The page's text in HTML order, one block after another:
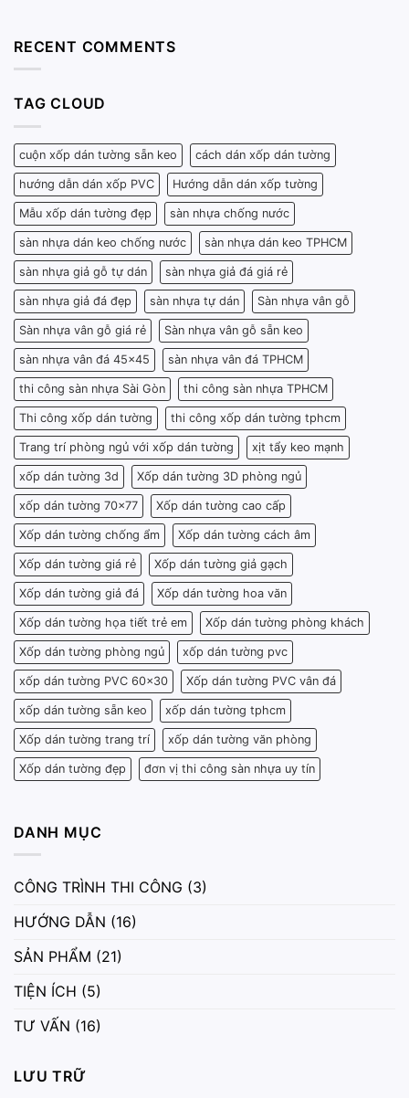
RECENT COMMENTS
TAG CLOUD
cuộn xốp dán tường sẵn keo cách dán xốp dán tường
hướng dẫn dán xốp PVC Hướng dẫn dán xốp tường
Mẫu xốp dán tường đẹp sàn nhựa chống nước
sàn nhựa dán keo chống nước sàn nhựa dán keo TPHCM
sàn nhựa giả gỗ tự dán sàn nhựa giả đá giá rẻ
sàn nhựa giả đá đẹp sàn nhựa tự dán Sàn nhựa vân gỗ
Sàn nhựa vân gỗ giá rẻ Sàn nhựa vân gỗ sẵn keo
sàn nhựa vân đá 45x45 sàn nhựa vân đá TPHCM
thi công sàn nhựa Sài Gòn thi công sàn nhựa TPHCM
Thi công xốp dán tường thi công xốp dán tường tphcm
Trang trí phòng ngủ với xốp dán tường xịt tẩy keo mạnh
xốp dán tường 3d Xốp dán tường 3D phòng ngủ
xốp dán tường 70x77 Xốp dán tường cao cấp
Xốp dán tường chống ẩm Xốp dán tường cách âm
Xốp dán tường giá rẻ Xốp dán tường giả gạch
Xốp dán tường giả đá Xốp dán tường hoa văn
Xốp dán tường họa tiết trẻ em Xốp dán tường phòng khách
Xốp dán tường phòng ngủ xốp dán tường pvc
xốp dán tường PVC 60x30 Xốp dán tường PVC vân đá
xốp dán tường sẵn keo xốp dán tường tphcm
Xốp dán tường trang trí xốp dán tường văn phòng
Xốp dán tường đẹp đơn vị thi công sàn nhựa uy tín
DANH MỤC
CÔNG TRÌNH THI CÔNG (3)
HƯỚNG DẪN (16)
SẢN PHẨM (21)
TIỆN ÍCH (5)
TƯ VẤN (16)
LƯU TRỮ